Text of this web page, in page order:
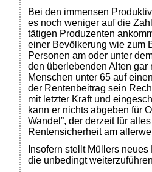
Bei den immensen
es noch weniger auf die
tätigen Produzenten
einer Bevölkerung wie zum
Personen am oder unter
den überlebenden Alten
Menschen unter 65 auf
der Rentenbeitrag sein
mit letzter Kraft und
kann er nichts abgeben für
Wandel”, der derzeit für
Rentensicherheit am
Insofern stellt Müllers
die unbedingt